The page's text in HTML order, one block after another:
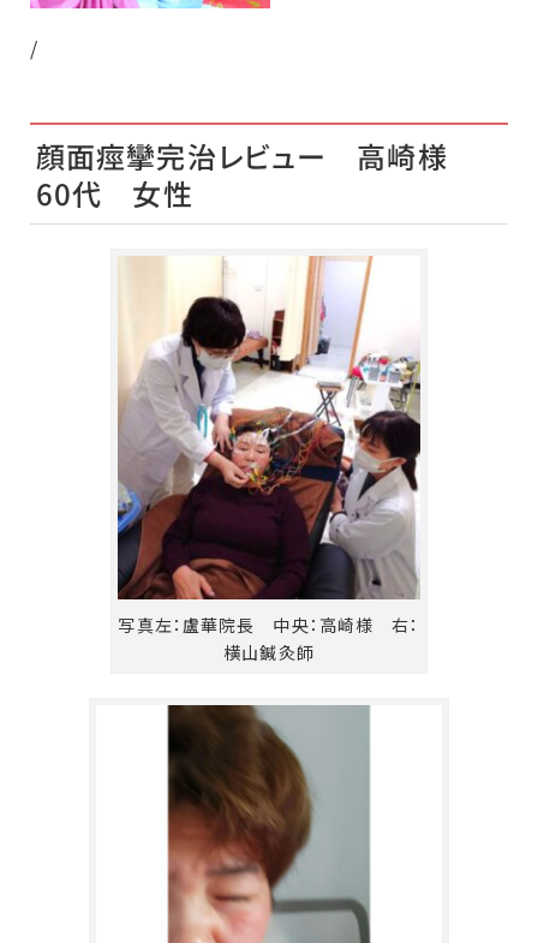
/
顔面痙攣完治レビュー 高崎様
60代 女性
写真左：盧華院長 中央：高崎様 右：
横山鍼灸師